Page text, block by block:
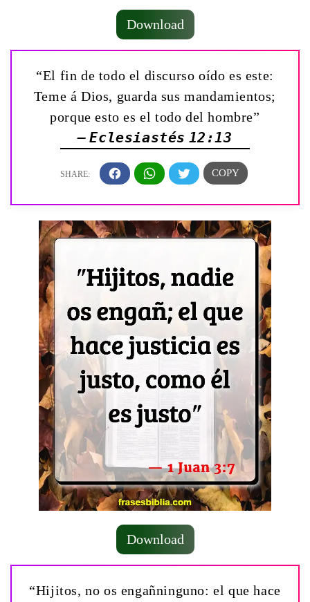
Download
“El fin de todo el discurso oído es este:
Teme á Dios, guarda sus mandamientos;
porque esto es el todo del hombre”
— Eclesiastés 12:13
Download
“Hijitos, no os engañninguno: el que hace